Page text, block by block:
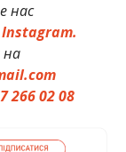
нас
Instagram.
на
266 02 08